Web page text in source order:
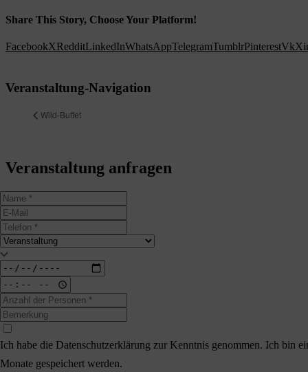
Share This Story, Choose Your Platform!
FacebookXRedditLinkedInWhatsAppTelegramTumblrPinterestVk
Veranstaltung-Navigation
Wild-Buffet
Veranstaltung anfragen
Ich habe die Datenschutzerklärung zur Kenntnis genommen. Ich bin
Monate gespeichert werden.